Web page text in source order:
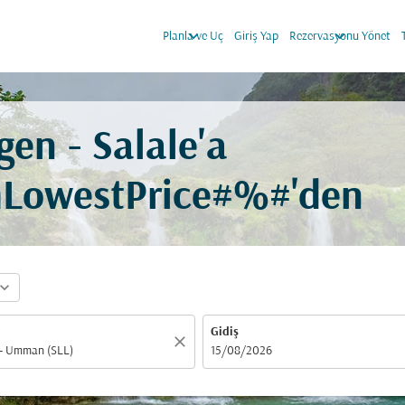
Planla ve Uç
keyboard_arrow_down Giriş Yap Rezervasyonu Yönet
keyboard_arrow_down
- Salale'a
expand_more
close
Gidiş
fc-booking-departure-date-aria-label
15/08/2026